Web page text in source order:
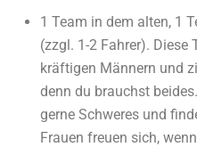
1 Team in dem alten, 1
(zzgl. 1-2 Fahrer). Diese
kräftigen Männern und
denn du brauchst
gerne Schweres und
Frauen freuen sich,